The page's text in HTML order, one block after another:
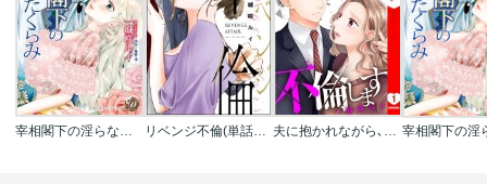
リベンジ不倫(単話版)<婚外恋愛 フェチズム>